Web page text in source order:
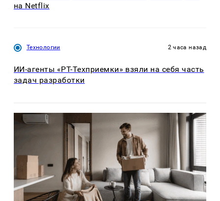
на Netflix
Технологии 2 часа назад
ИИ-агенты «РТ-Техприемки» взяли на себя часть
задач разработки